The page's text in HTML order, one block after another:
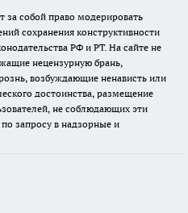
за собой право модерировать
сохранения конструктивности
РФ и РТ. На сайте не
нецензурную брань,
возбуждающие ненависть или
достоинства, размещение
не соблюдающих эти
запросу в надзорные и